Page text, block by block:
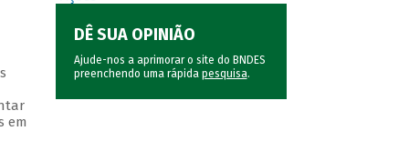
em
DÊ SUA OPINIÃO
Ajude-nos a aprimorar o site do BNDES
preenchendo uma rápida pesquisa.